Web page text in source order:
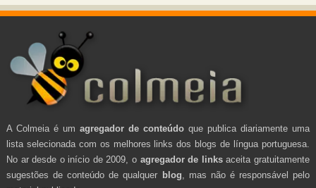
A Colmeia é um agregador de conteúdo que publica diariamente uma
lista selecionada com os melhores links dos blogs de língua portuguesa.
No ar desde o início de 2009, o agregador de linksaceita gratuitamente
sugestões de conteúdo de qualquer blog , mas não é responsável pelo